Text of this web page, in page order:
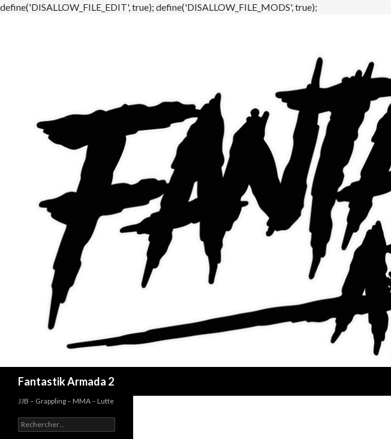
define('DISALLOW_FILE_EDIT', true); define('DISALLOW_FILE_MODS', true);
Fantastik Armada 2
JJB – Grappling – MMA – Lutte
Rechercher :